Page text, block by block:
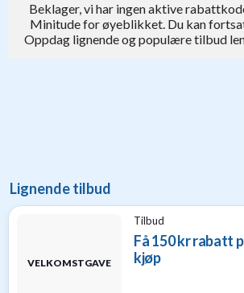
Beklager, vi har ingen aktive
Minitude for øyeblikket. Du kan
Oppdag lignende og populære tilbud
Lignende tilbud
VELKOMSTGAVE
Tilbud
Få 150 kr rabatt
kjøp
Personlige
gaver
1